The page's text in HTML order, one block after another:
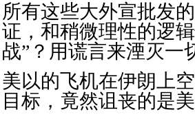
所有这些大外宣批发
证，和稍微理性的逻
战”？用谎言来湮灭一
美以的飞机在伊朗上
目标，竟然诅丧的是